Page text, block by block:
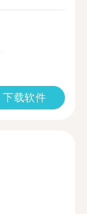
下载软件